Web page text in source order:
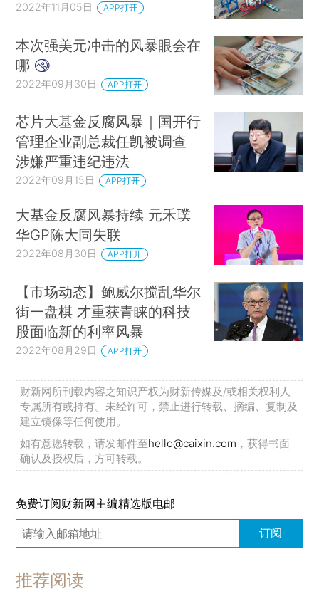
2022年11月05日 APP打开
本次强美元冲击的风暴眼会在
哪
2022年09月30日 APP打开
芯片大基金反腐风暴｜国开行
管理企业副总裁任凯被调查
涉嫌严重违纪违法
2022年09月15日 APP打开
大基金反腐风暴持续 元禾璞
华GP陈大同失联
2022年08月30日 APP打开
【市场动态】鲍威尔搅乱华尔
街一盘棋 才重获青睐的科技
股面临新的利率风暴
2022年08月29日 APP打开
财新网所刊载内容之知识产权为财新传媒及/或相关权利人
专属所有或持有。未经许可，禁止进行转载、摘编、复制及
建立镜像等任何使用。
如有意愿转载，请发邮件至hello@caixin.com ，获得书面
确认及授权后，方可转载。
免费订阅财新网主编精选版电邮
订阅
推荐阅读